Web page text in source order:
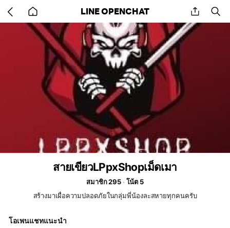
back
to
home
LINE OPENCHAT share
สายเขียวLPpxShopเม็ดเมา
สมาชิก 295
โน้ต 5
สร้างมาเผื่อความปลอดภัยในกลุ่มพี่น้องละสหายทุกคนครับ
โอเพนแชทแนะนำ